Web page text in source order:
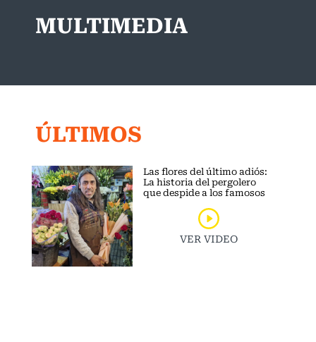
MULTIMEDIA
ÚLTIMOS
Las flores del último adiós:
La historia del pergolero
que despide a los famosos
VER VIDEO